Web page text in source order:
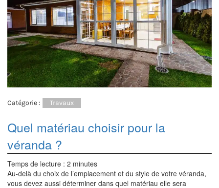
Catégorie : Travaux
Quel matériau choisir pour la
véranda ?
Temps de lecture : 2 minutes
Au-delà du choix de l’emplacement et du style de votre véranda,
vous devez aussi déterminer dans quel matériau elle sera